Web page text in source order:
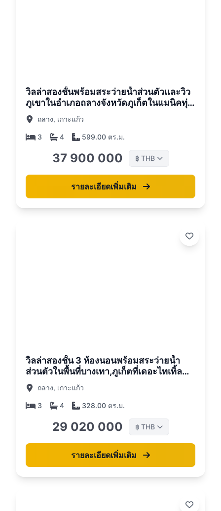
วิลล่าสองชั้นพร้อมสระว่ายน้ำส่วนตัวและวิว
ภูเขาในอำเภอถลางจังหวัดภูเก็ตในแมนิคทุ่ง
หญ้าคอมเพล็กซ์
ถลาง, เกาะแก้ว
3 4 599.00 ตร.ม.
37 900 000 ฿ THB
รายละเอียดเพิ่มเติม
วิลล่าสองชั้น 3 ห้องนอนพร้อมสระว่ายน้ำ
ส่วนตัวในพื้นที่บางเทา,ภูเก็ตที่เดอะไทเทิ้ล
วิลล่าคีร
ถลาง, เกาะแก้ว
3 4 328.00 ตร.ม.
29 020 000 ฿ THB
รายละเอียดเพิ่มเติม